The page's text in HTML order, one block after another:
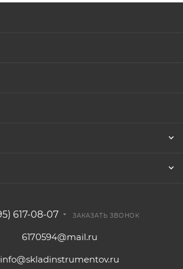
617-08-07 ЗАКАЗАТЬ ЗВОНОК
6170594@mail.ru
info@skladinstrumentov.ru